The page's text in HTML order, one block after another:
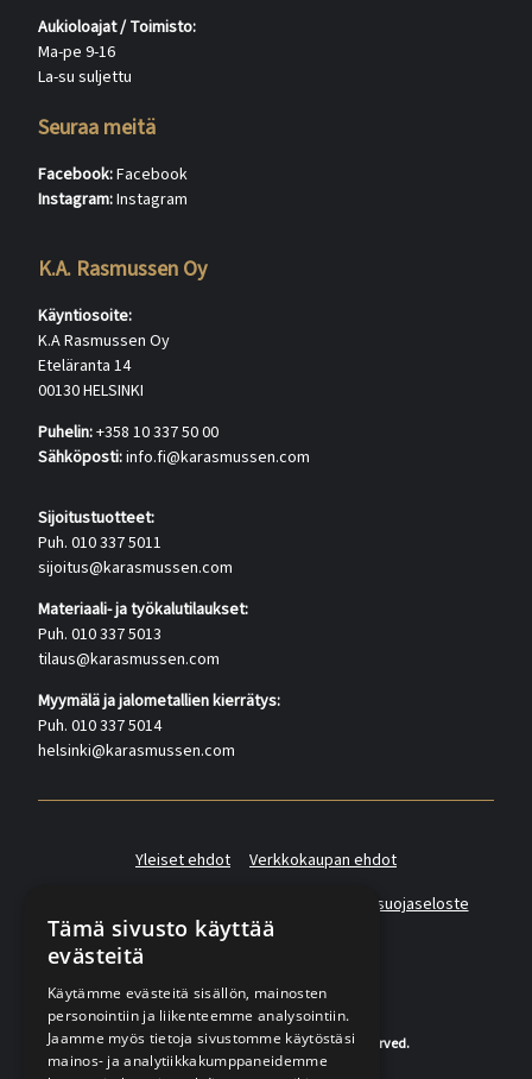
Aukioloajat / Toimisto:
Ma-pe 9-16
La-su suljettu
Seuraa meitä
Facebook:Facebook
Instagram:Instagram
K.A. Rasmussen Oy
Käyntiosoite:
K.A Rasmussen Oy
Eteläranta 14
00130 HELSINKI
Puhelin:+358 10 337 50 00
Sähköposti:info.fi@karasmussen.com
Sijoitustuotteet:
Puh. 010 337 5011
sijoitus@karasmussen.com
Materiaali- ja työkalutilaukset:
Puh. 010 337 5013
tilaus@karasmussen.com
Myymälä ja jalometallien kierrätys:
Puh. 010 337 5014
helsinki@karasmussen.com
Yleiset ehdot
Verkkokaupan ehdot
Asiakas- ja suoramarkkinointirekisterin tietosuojaseloste
© 2020-2026 K.A.Rasmussen. All rights reserved.
Tämä sivusto käyttää
evästeitä
Käytämme evästeitä sisällön, mainosten
personointiin ja liikenteemme analysointiin.
Jaamme myös tietoja sivustomme käytöstäsi
mainos- ja analytiikkakumppaneidemme